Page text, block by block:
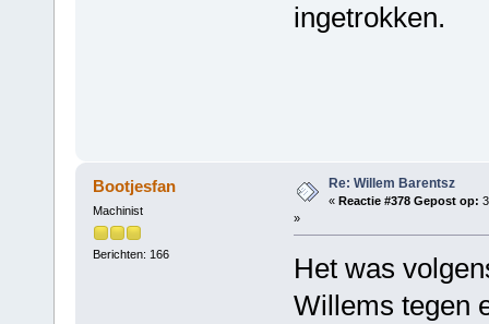
ingetrokken.
Bootjesfan
Machinist
Berichten: 166
Re: Willem Barentsz
« Reactie #378 Gepost op:
»
Het was
Willems tegen